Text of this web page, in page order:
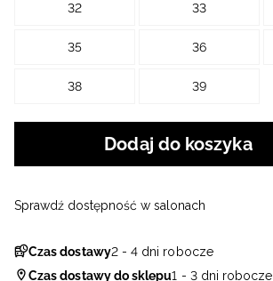
32 33
35 36
38 39
Dodaj do koszyka
Czas dostawy2 - 4 dni robocze
Czas dostawy do sklepu1 - 3 dni robocze
Sprawdź dostępność w salonach